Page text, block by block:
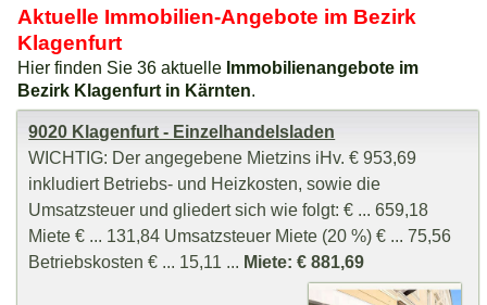
Aktuelle Immobilien-Angebote im Bezirk
Klagenfurt
Hier finden Sie 36 aktuelle Immobilienangebote im
Bezirk Klagenfurt in Kärnten.
9020 Klagenfurt - Einzelhandelsladen
WICHTIG: Der angegebene Mietzins iHv. € 953,69
inkludiert Betriebs- und Heizkosten, sowie die
Umsatzsteuer und gliedert sich wie folgt: € ... 659,18
Miete € ... 131,84 Umsatzsteuer Miete (20 %) € ... 75,56
Betriebskosten € ... 15,11 ... Miete: € 881,69